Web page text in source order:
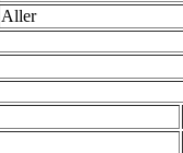
Aller